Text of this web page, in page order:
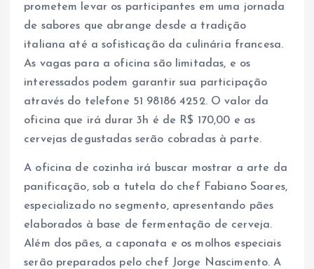
prometem levar os participantes em uma jornada
de sabores que abrange desde a tradição
italiana até a sofisticação da culinária francesa.
As vagas para a oficina são limitadas, e os
interessados podem garantir sua participação
através do telefone 51 98186 4252. O valor da
oficina que irá durar 3h é de R$ 170,00 e as
cervejas degustadas serão cobradas à parte.
A oficina de cozinha irá buscar mostrar a arte da
panificação, sob a tutela do chef Fabiano Soares,
especializado no segmento, apresentando pães
elaborados à base de fermentação de cerveja.
Além dos pães, a caponata e os molhos especiais
serão preparados pelo chef Jorge Nascimento. A